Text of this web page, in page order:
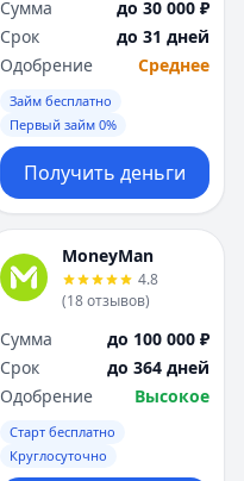
Сумма
до 30 000 ₽
Срок
до 31 дней
Одобрение
Среднее
Займ бесплатно
Первый займ 0%
Получить деньги
MoneyMan
4.8
(18отзывов)
Сумма
до 100 000 ₽
Срок
до 364 дней
Одобрение
Высокое
Старт бесплатно
Круглосуточно